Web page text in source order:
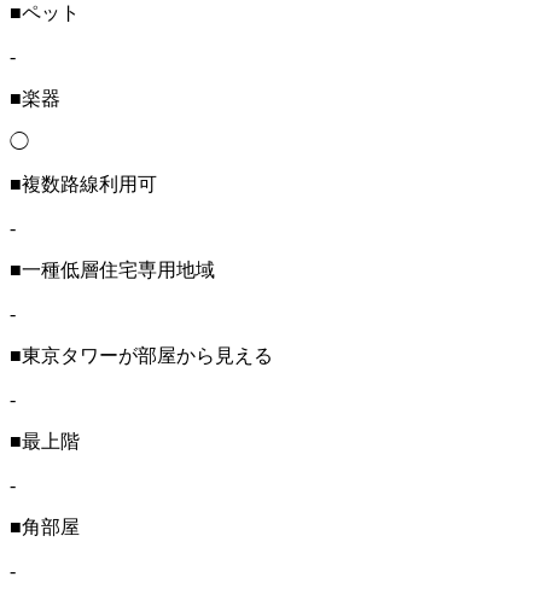
■ペット
-
■楽器
◯
■複数路線利用可
-
■一種低層住宅専用地域
-
■東京タワーが部屋から見える
-
■最上階
-
■角部屋
-